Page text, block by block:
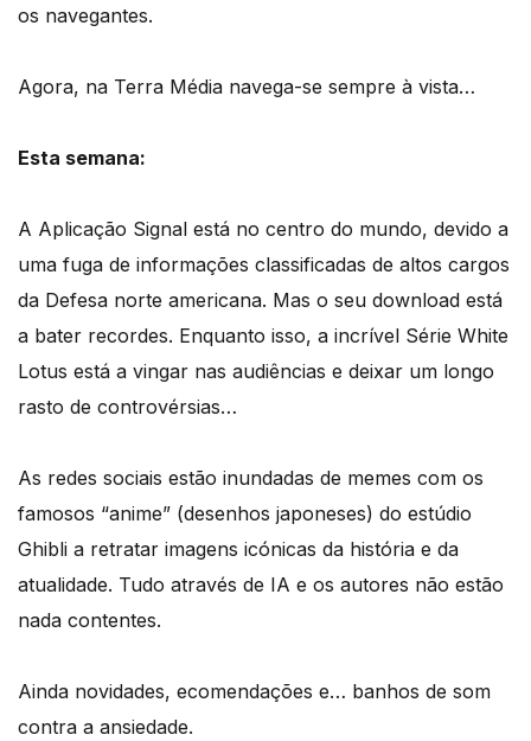
os navegantes.
Agora, na Terra Média navega-se sempre à vista…
Esta semana:
A Aplicação Signal está no centro do mundo, devido a
uma fuga de informações classificadas de altos cargos
da Defesa norte americana. Mas o seu download está
a bater recordes. Enquanto isso, a incrível Série White
Lotus está a vingar nas audiências e deixar um longo
rasto de controvérsias…
As redes sociais estão inundadas de memes com os
famosos “anime” (desenhos japoneses) do estúdio
Ghibli a retratar imagens icónicas da história e da
atualidade. Tudo através de IA e os autores não estão
nada contentes.
Ainda novidades, ecomendações e… banhos de som
contra a ansiedade.